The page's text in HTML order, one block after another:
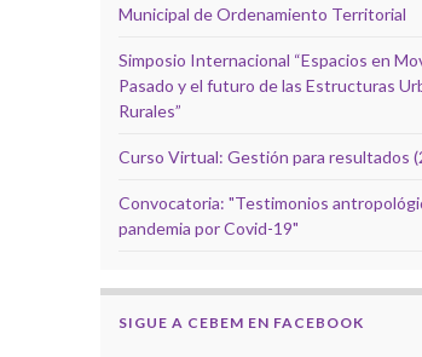
Municipal de Ordenamiento Territorial
Simposio Internacional “Espacios en
Pasado y el futuro de las Estructuras
Rurales”
Curso Virtual: Gestión para resultados
Convocatoria: "Testimonios
pandemia por Covid-19"
SIGUE A CEBEM EN FACEBOOK